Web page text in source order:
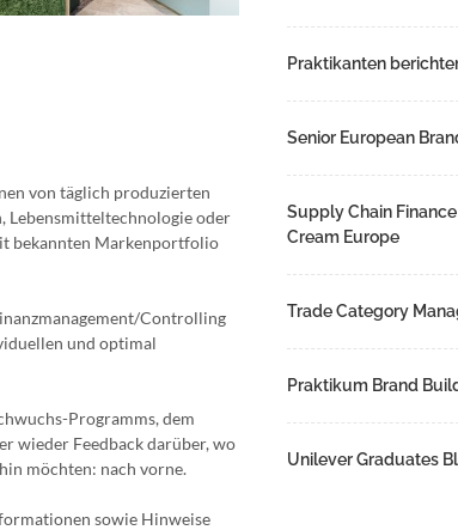
von täglich produzierten
Lebensmitteltechnologie oder
bekannten Markenportfolio
Controlling
und optimal
Programms, dem
wieder Feedback darüber, wo
möchten: nach vorne.
sowie Hinweise
Praktikanten
Senior European
Supply Chain
Cream Europe
Trade Category
Praktikum Brand
Unilever Graduates